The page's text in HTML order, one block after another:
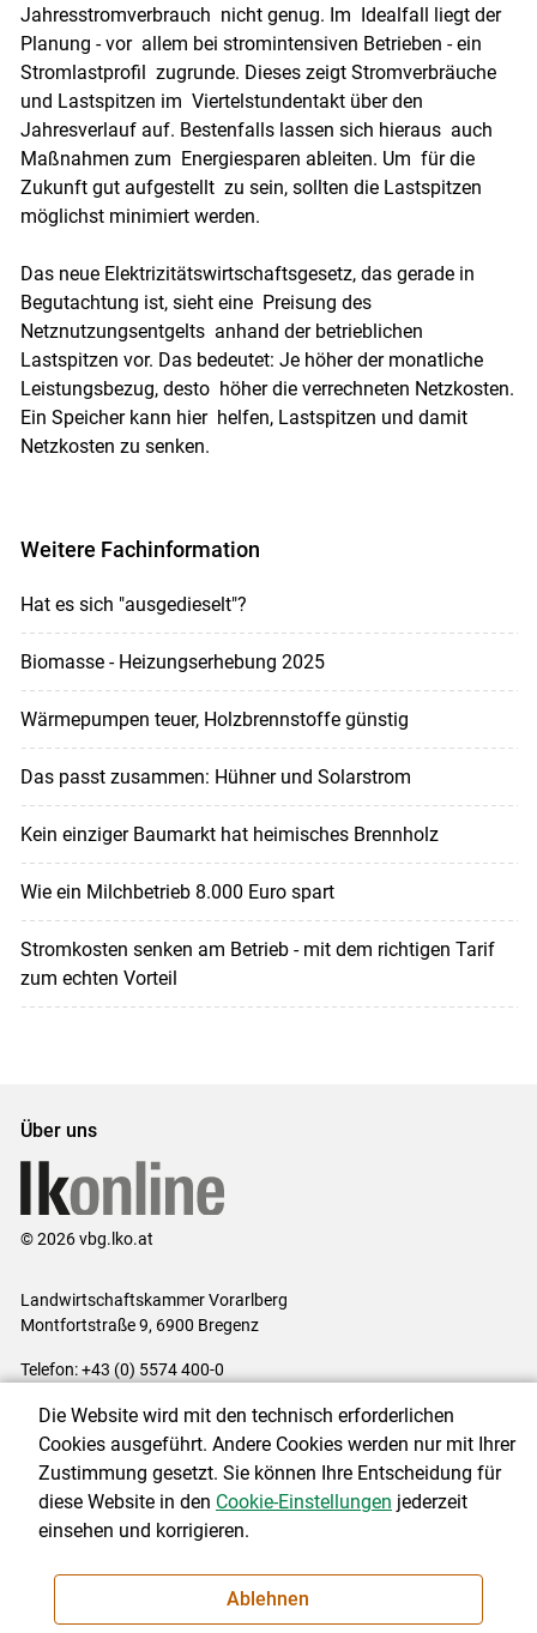
Jahresstromverbrauch nicht genug. Im Idealfall liegt der
Planung - vor allem bei stromintensiven Betrieben - ein
Stromlastprofil zugrunde. Dieses zeigt Stromverbräuche
und Lastspitzen im Viertelstundentakt über den
Jahresverlauf auf. Bestenfalls lassen sich hieraus auch
Maßnahmen zum Energiesparen ableiten. Um für die
Zukunft gut aufgestellt zu sein, sollten die Lastspitzen
möglichst minimiert werden.
Das neue Elektrizitätswirtschaftsgesetz, das gerade in
Begutachtung ist, sieht eine Preisung des
Netznutzungsentgelts anhand der betrieblichen
Lastspitzen vor. Das bedeutet: Je höher der monatliche
Leistungsbezug, desto höher die verrechneten Netzkosten.
Ein Speicher kann hier helfen, Lastspitzen und damit
Netzkosten zu senken.
Weitere Fachinformation
Hat es sich "ausgedieselt"?
Biomasse - Heizungserhebung 2025
Wärmepumpen teuer, Holzbrennstoffe günstig
Das passt zusammen: Hühner und Solarstrom
Kein einziger Baumarkt hat heimisches Brennholz
Wie ein Milchbetrieb 8.000 Euro spart
Stromkosten senken am Betrieb - mit dem richtigen Tarif
zum echten Vorteil
Über uns
© 2026 vbg.lko.at
Landwirtschaftskammer Vorarlberg
Montfortstraße 9, 6900 Bregenz
Telefon: +43 (0) 5574 400-0
Impressum|Kontakt|Datenschutzerklärung|Barrierefreiheit|
Cookie-Einstellungen
NEWSLETTER
Die Website wird mit den technisch erforderlichen
Cookies ausgeführt. Andere Cookies werden nur mit Ihrer
Zustimmung gesetzt. Sie können Ihre Entscheidung für
diese Website in den Cookie-Einstellungen jederzeit
einsehen und korrigieren.
Ablehnen